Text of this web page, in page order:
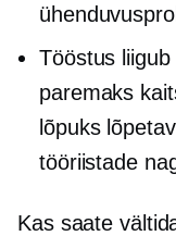
Tööstus
paremaks
lõpuks
tööriistade
Kas saate